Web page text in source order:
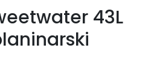
43L